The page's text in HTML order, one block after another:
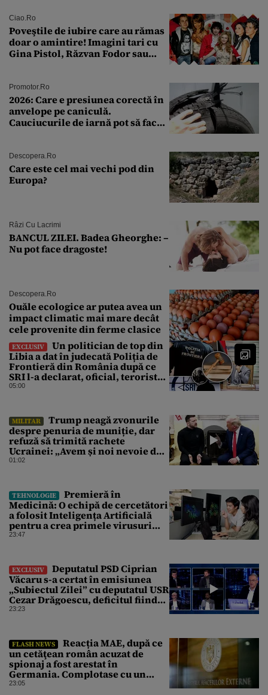
Ciao.ro
Poveştile de iubire care au rămas
doar o amintire! Imagini tari cu
Gina Pistol, Răzvan Fodor sau
Promotor.ro
2026: Care e presiunea corectă în
anvelope pe caniculă.
Cauciucurile de iarnă pot să facă
Descopera.ro
Care este cel mai vechi pod din
Europa?
Râzi Cu Lacrimi
BANCUL ZILEI. Badea Gheorghe: –
Nu pot face dragoste!
Descopera.ro
Ouăle ecologice ar putea avea un
impact climatic mai mare decât
cele provenite din ferme clasice
EXCLUSIV
Un politician de top din
Libia a dat în judecată Poliția de
Frontieră din România după ce
SRI l-a declarat, oficial, terorist
ISIS
05:00
MILITAR
Trump neagă zvonurile
despre penuria de muniție, dar
refuză să trimită rachete
Ucrainei: „Avem și noi nevoie de
rachete”
01:02
TEHNOLOGIE
Premieră în
Medicină: O echipă de cercetători
a folosit Inteligența Artificială
pentru a crea primele virusuri
sintetice la tratarea de E.coli
23:47
EXCLUSIV
Deputatul PSD Ciprian
Văcaru s-a certat în emisiunea
„Subiectul Zilei” cu deputatul USR
Cezar Drăgoescu, deficitul fiind
motivul scandalului
23:23
FLASH NEWS
Reacția MAE, după ce
un cetăţean român acuzat de
spionaj a fost arestat în
Germania. Complotase cu un
ucrainean ca să asasineze un
23:05